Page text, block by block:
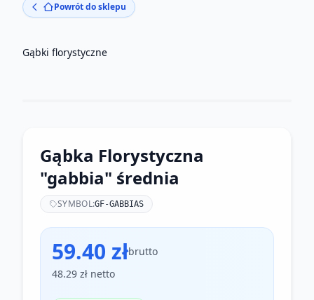
Powrót do sklepu
Gąbki florystyczne
Gąbka Florystyczna
"gabbia" średnia
SYMBOL:GF-GABBIAS
59.40 złbrutto
48.29 zł netto